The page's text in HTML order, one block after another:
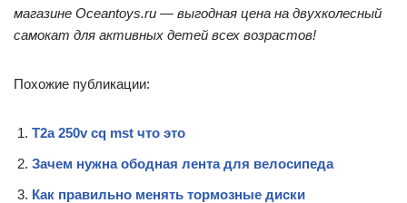
магазине Oceantoys.ru — выгодная цена на двухколесный
самокат для активных детей всех возрастов!
Похожие публикации:
T2a 250v cq mst что это
Зачем нужна ободная лента для велосипеда
Как правильно менять тормозные диски